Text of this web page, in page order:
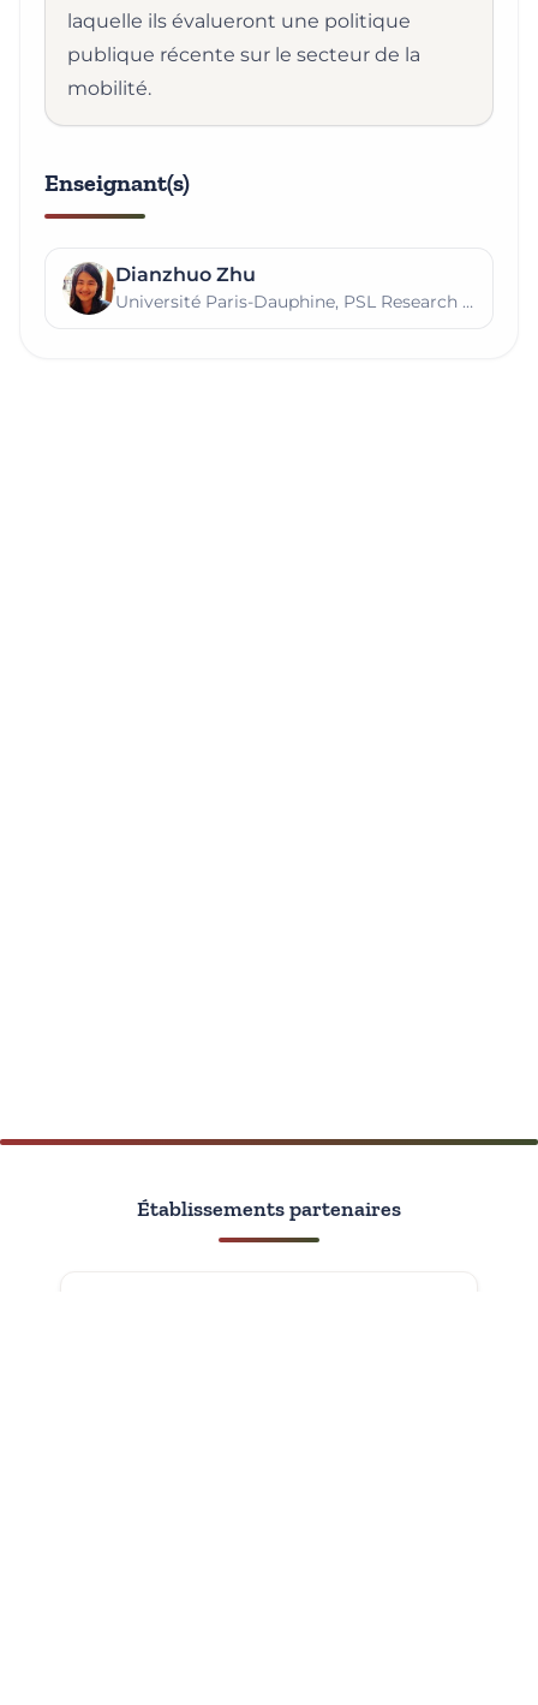
laquelle ils évalueront une politique
publique récente sur le secteur de la
mobilité.
Enseignant(s)
Dianzhuo Zhu
Université Paris-Dauphine, PSL Research University
Établissements partenaires